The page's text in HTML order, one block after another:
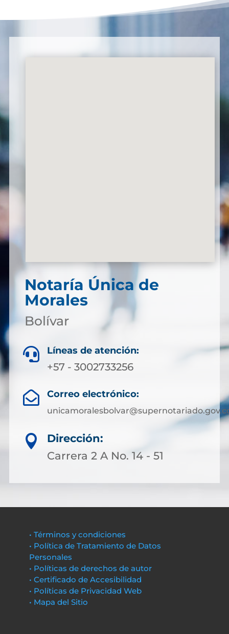
Notaría Única de
Morales
Bolívar
 Líneas de atención:
+57 - 3002733256
 Correo electrónico:

Dirección:
Carrera 2 A No. 14 - 51
• Términos y condiciones
• Política de Tratamiento de Datos
Personales
• Políticas de derechos de autor
• Certificado de Accesibilidad
• Políticas de Privacidad Web
• Mapa del Sitio